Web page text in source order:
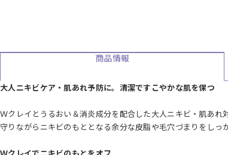
商品情報
大人ニキビケア・肌あれ予防に。清潔ですこやかな肌を保つ
Ｗクレイとうるおい＆消炎成分を配合した大人ニキビ・肌あ
守りながらニキビのもととなる余分な皮脂や毛穴づまりをしっ